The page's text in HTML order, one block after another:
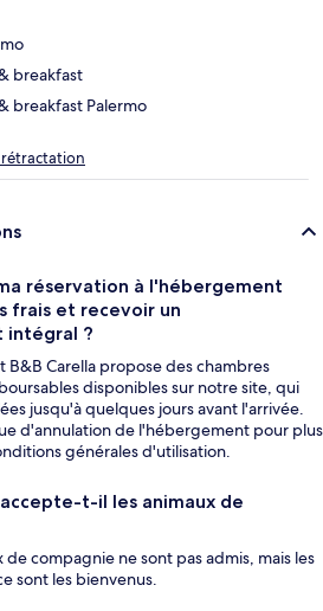
breakfast
breakfast Palermo
réservation à l'hébergement
frais et recevoir un
intégral ?
Carella propose des chambres
disponibles sur notre site, qui
jusqu'à quelques jours avant l'arrivée.
d'annulation de l'hébergement pour plus
générales d'utilisation.
t-il les animaux de
de compagnie ne sont pas admis, mais les
sont les bienvenus.